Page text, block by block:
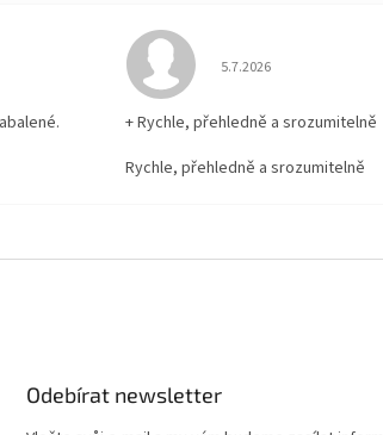
je 5 z 5 hvězdiček. Hodnocení obchodu je
5.7.2026
+ Rychle, přehledně a srozumitelně
Rychle, přehledně a srozumitelně
Odebírat newsletter